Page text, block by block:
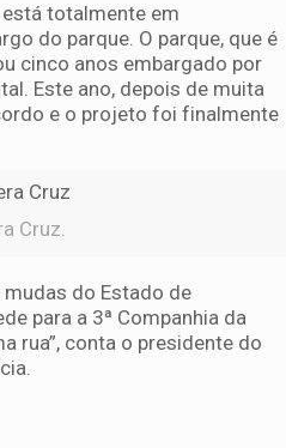
está totalmente em
do parque. O parque, que é
cinco anos embargado por
Este ano, depois de muita
e o projeto foi finalmente
Cruz.
do Estado de
para a 3ª Companhia da
rua”, conta o presidente do